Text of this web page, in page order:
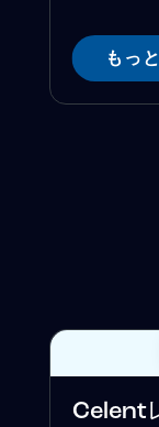
もっ
Celent